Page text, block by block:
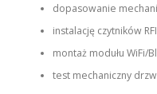
dopasowanie
instalację czytników
montaż modułu WiFi/
test mechaniczny